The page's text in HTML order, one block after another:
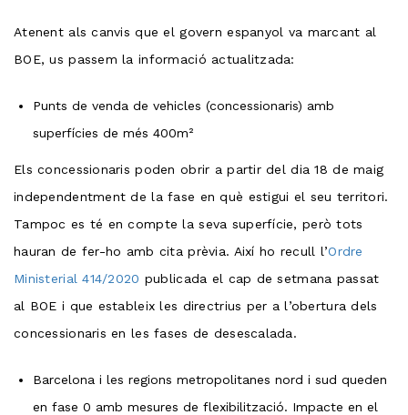
Atenent als canvis que el govern espanyol va marcant al
BOE, us passem la informació actualitzada:
Punts de venda de vehicles (concessionaris) amb
superfícies de més 400m²
Els concessionaris poden obrir a partir del dia 18 de maig
independentment de la fase en què estigui el seu territori.
Tampoc es té en compte la seva superfície, però tots
hauran de fer-ho amb cita prèvia. Així ho recull l’Ordre
Ministerial 414/2020 publicada el cap de setmana passat
al BOE i que estableix les directrius per a l’obertura dels
concessionaris en les fases de desescalada.
Barcelona i les regions metropolitanes nord i sud queden
en fase 0 amb mesures de flexibilització. Impacte en el